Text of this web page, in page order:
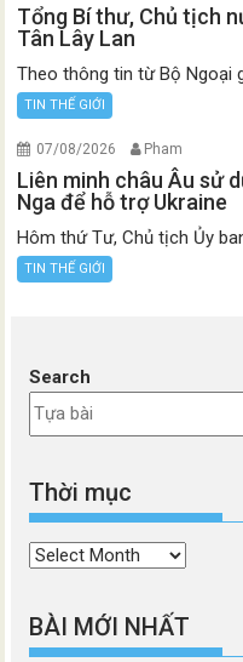
Tổng Bí thư, Chủ tịch
Tân Lây Lan
Theo thông tin từ Bộ Ngoại
TIN THẾ GIỚI
07/08/2026 Pham
Liên minh châu Âu sử
Nga để hỗ trợ Ukraine
Hôm thứ Tư, Chủ tịch Ủy
TIN THẾ GIỚI
Search
Thời mục
Thời
BÀI MỚI NHẤT